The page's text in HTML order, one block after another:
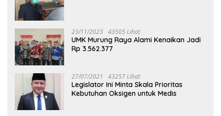
23/11/2023 43505 Lihat
UMK Murung Raya Alami Kenaikan Jadi
Rp 3.562.377
27/07/2021 43257 Lihat
Legislator Ini Minta Skala Prioritas
Kebutuhan Oksigen untuk Medis